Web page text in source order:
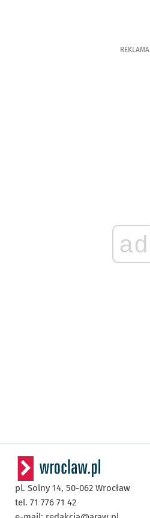
REKLAMA
ad
pl. Solny 14, 50-062 Wrocław
tel. 71 776 71 42